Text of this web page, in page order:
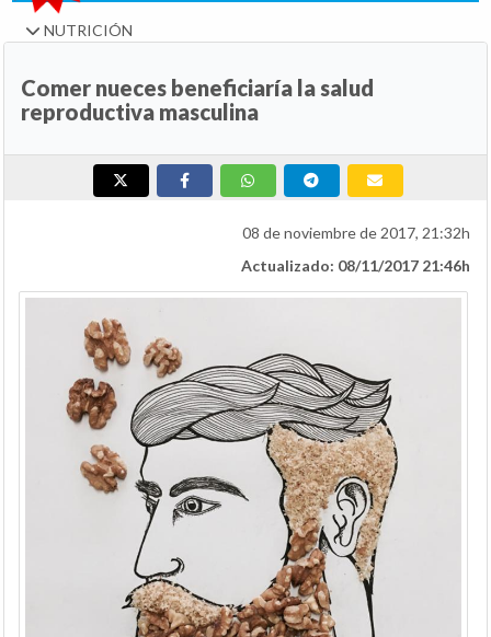
NUTRICIÓN
Comer nueces beneficiaría la salud
reproductiva masculina
08 de noviembre de 2017, 21:32h
Actualizado: 08/11/2017 21:46h